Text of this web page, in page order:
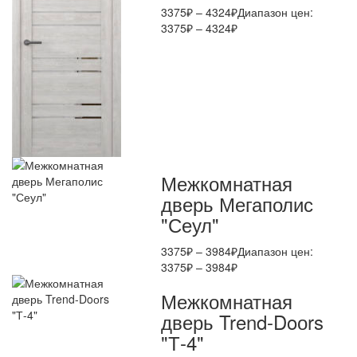
3375₽ – 4324₽Диапазон цен:
3375₽ – 4324₽
Межкомнатная
дверь Мегаполис
"Сеул"
3375₽ – 3984₽Диапазон цен:
3375₽ – 3984₽
Межкомнатная
дверь Trend-Doоrs
"Т-4"